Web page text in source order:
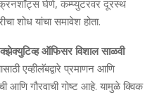
घेणे, कम्प्युटरवर दूरस्थ
शोध यांचा समावेश होता.
ऑफिसर विशाल साळवी
एव्हीलॅबद्वारे प्रमाणन आणि
आणि गौरवाची गोष्ट आहे. यामुळे क्विक